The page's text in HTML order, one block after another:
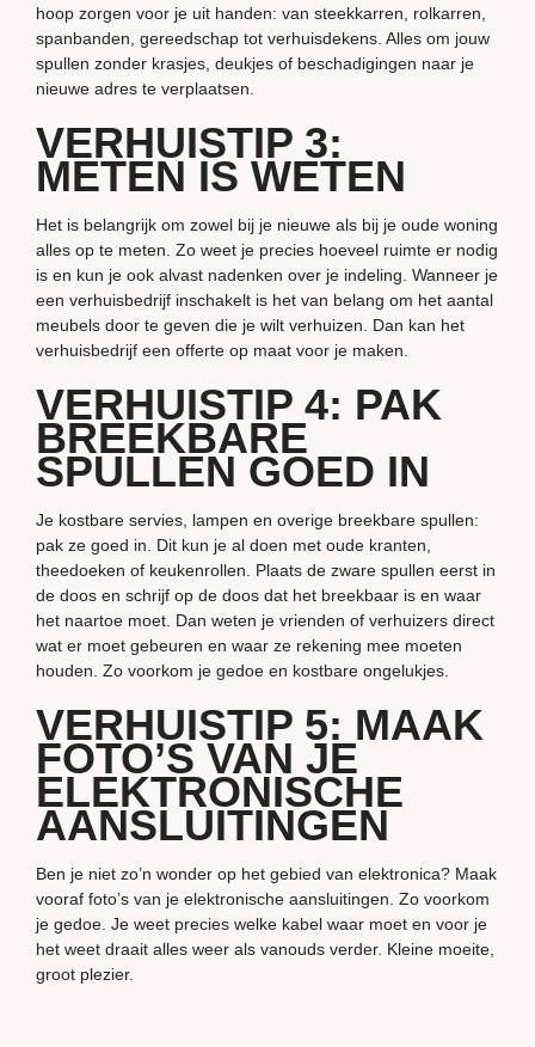
hoop zorgen voor je uit handen: van steekkarren, rolkarren,
spanbanden, gereedschap tot verhuisdekens. Alles om jouw
spullen zonder krasjes, deukjes of beschadigingen naar je
nieuwe adres te verplaatsen.
VERHUISTIP 3:
METEN IS WETEN
Het is belangrijk om zowel bij je nieuwe als bij je oude woning
alles op te meten. Zo weet je precies hoeveel ruimte er nodig
is en kun je ook alvast nadenken over je indeling. Wanneer je
een verhuisbedrijf inschakelt is het van belang om het aantal
meubels door te geven die je wilt verhuizen. Dan kan het
verhuisbedrijf een offerte op maat voor je maken.
VERHUISTIP 4: PAK
BREEKBARE
SPULLEN GOED IN
Je kostbare servies, lampen en overige breekbare spullen:
pak ze goed in. Dit kun je al doen met oude kranten,
theedoeken of keukenrollen. Plaats de zware spullen eerst in
de doos en schrijf op de doos dat het breekbaar is en waar
het naartoe moet. Dan weten je vrienden of verhuizers direct
wat er moet gebeuren en waar ze rekening mee moeten
houden. Zo voorkom je gedoe en kostbare ongelukjes.
VERHUISTIP 5: MAAK
FOTO’S VAN JE
ELEKTRONISCHE
AANSLUITINGEN
Ben je niet zo’n wonder op het gebied van elektronica? Maak
vooraf foto’s van je elektronische aansluitingen. Zo voorkom
je gedoe. Je weet precies welke kabel waar moet en voor je
het weet draait alles weer als vanouds verder. Kleine moeite,
groot plezier.